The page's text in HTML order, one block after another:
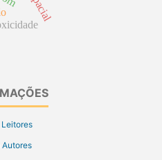
Leitores
Autores